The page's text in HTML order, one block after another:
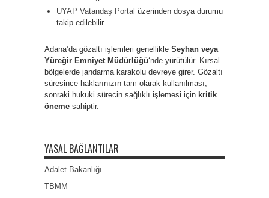
UYAP Vatandaş Portal üzerinden dosya durumu
takip edilebilir.
Adana’da gözaltı işlemleri genellikle Seyhan veya
Yüreğir Emniyet Müdürlüğü‘nde yürütülür. Kırsal
bölgelerde jandarma karakolu devreye girer. Gözaltı
süresince haklarınızın tam olarak kullanılması,
sonraki hukuki sürecin sağlıklı işlemesi için kritik
öneme sahiptir.
YASAL BAĞLANTILAR
Adalet Bakanlığı
TBMM